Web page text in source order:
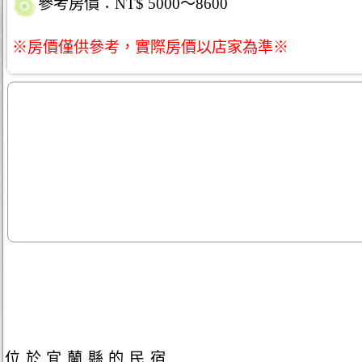
參考房價：NT$ 5000～8600
※房價僅供參考，實際房價以店家為準※
位於宜蘭縣的民宿